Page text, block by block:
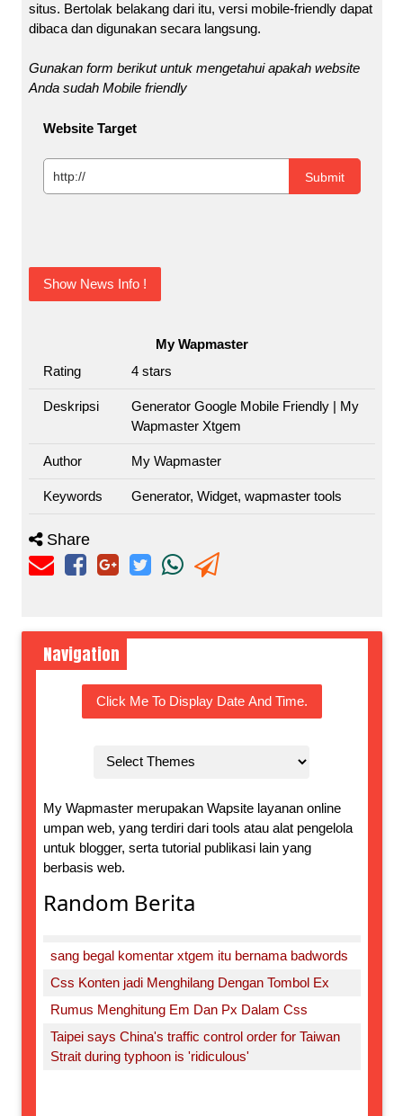
situs. Bertolak belakang dari itu, versi mobile-friendly dapat
dibaca dan digunakan secara langsung.
Gunakan form berikut untuk mengetahui apakah website
Anda sudah Mobile friendly
Website Target
Show News Info !
My Wapmaster
Rating
4 stars
Deskripsi
Generator Google Mobile Friendly | My
Wapmaster Xtgem
Author My Wapmaster
Keywords Generator, Widget, wapmaster tools
Share
Navigation
Click Me To Display Date And Time.
My Wapmaster merupakan Wapsite layanan online
umpan web, yang terdiri dari tools atau alat pengelola
untuk blogger, serta tutorial publikasi lain yang
berbasis web.
Random Berita
sang begal komentar xtgem itu bernama badwords
Css Konten jadi Menghilang Dengan Tombol Ex
Rumus Menghitung Em Dan Px Dalam Css
Taipei says China's traffic control order for Taiwan
Strait during typhoon is 'ridiculous'